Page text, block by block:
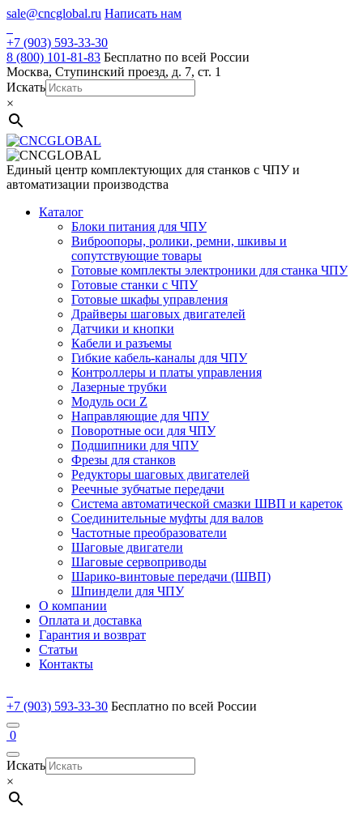
Skip
content
sale@cncglobal.ru Написать нам
+7 (903) 593-33-30
8 (800) 101-81-83 Бесплатно по всей России
Москва, Ступинский проезд, д. 7, ст. 1
Искать
×
Единый центр комплектующих для станков с ЧПУ и
автоматизации производства
Каталог
Блоки питания для ЧПУ
Виброопоры, ролики, ремни, шкивы и
сопутствующие товары
Готовые комплекты электроники для станка ЧПУ
Готовые станки с ЧПУ
Готовые шкафы управления
Драйверы шаговых двигателей
Датчики и кнопки
Кабели и разъемы
Гибкие кабель-каналы для ЧПУ
Контроллеры и платы управления
Лазерные трубки
Модуль оси Z
Направляющие для ЧПУ
Поворотные оси для ЧПУ
Подшипники для ЧПУ
Фрезы для станков
Редукторы шаговых двигателей
Реечные зубчатые передачи
Система автоматической смазки ШВП и кареток
Соединительные муфты для валов
Частотные преобразователи
Шаговые двигатели
Шаговые сервоприводы
Шарико-винтовые передачи (ШВП)
Шпиндели для ЧПУ
О компании
Оплата и доставка
Гарантия и возврат
Статьи
Контакты
+7 (903) 593-33-30 Бесплатно по всей России
0
Искать
×